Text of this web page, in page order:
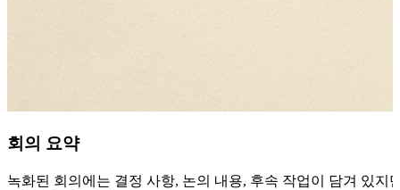
회의 요약
녹화된 회의에는 결정 사항, 논의 내용, 후속 작업이 담겨 있